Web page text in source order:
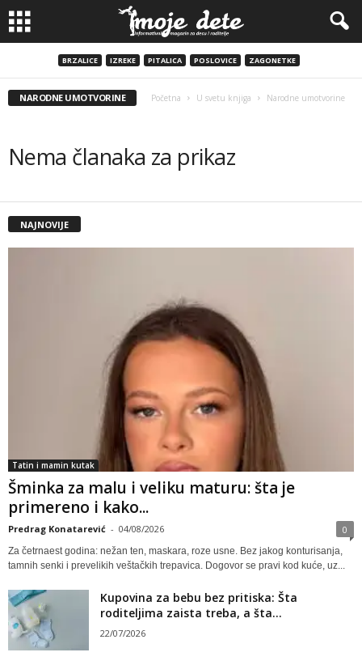
BRZALICE IZREKE PITALICA POSLOVICE ZAGONETKE
NARODNE UMOTVORINE Početna U svetu knjiga Narodne umotvorine
Nema članaka za prikaz
NAJNOVIJE
Tatin i mamin kutak
Šminka za malu i veliku maturu: šta je
primereno i kako...
Predrag Konatarević - 04/08/2026 0
Za četrnaest godina: nežan ten, maskara, roze usne. Bez jakog konturisanja,
tamnih senki i prevelikih veštačkih trepavica. Dogovor se pravi kod kuće, uz...
Kupovina za bebu bez pritiska: Šta
roditeljima zaista treba, a šta...
22/07/2026